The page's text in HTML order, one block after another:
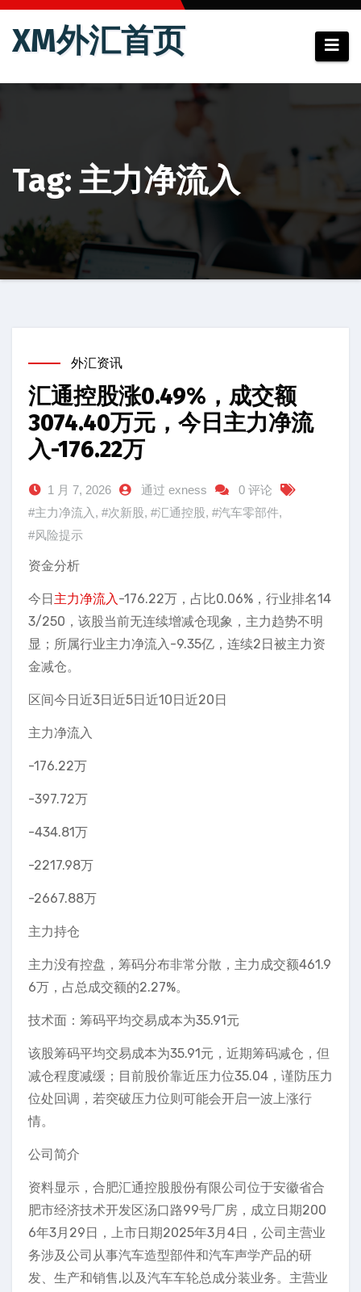
跳
XM外汇首页
Tag: 主力净流入
外汇资讯
汇通控股涨0.49%，成交额
3074.40万元，今日主力净流
入-176.22万
1 月 7, 2026 通过 exness
0 评论
#主力净流入 , #次新股, #汇通控股, #汽车零部件,
#风险提示
资金分析
今日 主力净流入-176.22万，占比0.06%，行业排名14
3/250，该股当前无连续增减仓现象，主力趋势不明
显；所属行业主力净流入-9.35亿，连续2日被主力资
金减仓。
区间今日近3日近5日近10日近20日
主力净流入
-176.22万
-397.72万
-434.81万
-2217.98万
-2667.88万
主力持仓
主力没有控盘，筹码分布非常分散，主力成交额461.9
6万，占总成交额的2.27%。
技术面：筹码平均交易成本为35.91元
该股筹码平均交易成本为35.91元，近期筹码减仓，但
减仓程度减缓；目前股价靠近压力位35.04，谨防压力
位处回调，若突破压力位则可能会开启一波上涨行
情。
公司简介
资料显示，合肥汇通控股股份有限公司位于安徽省合
肥市经济技术开发区汤口路99号厂房，成立日期200
6年3月29日，上市日期2025年3月4日，公司主营业
务涉及公司从事汽车造型部件和汽车声学产品的研
发、生产和销售,以及汽车车轮总成分装业务。主营业